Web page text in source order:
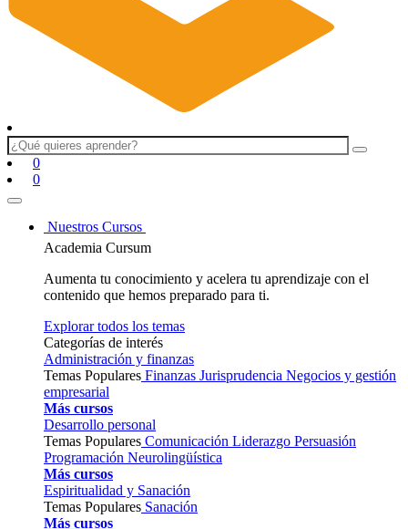
0
0
Nuestros Cursos
Academia Cursum
Aumenta tu conocimiento y acelera tu aprendizaje con el
contenido que hemos preparado para ti.
Explorar todos los temas
Categorías de interés
Administración y finanzas
Temas Populares Finanzas Jurisprudencia Negocios y gestión
empresarial
Más cursos
Desarrollo personal
Temas Populares Comunicación Liderazgo Persuasión
Programación Neurolingüística
Más cursos
Espiritualidad y Sanación
Temas Populares Sanación
Más cursos